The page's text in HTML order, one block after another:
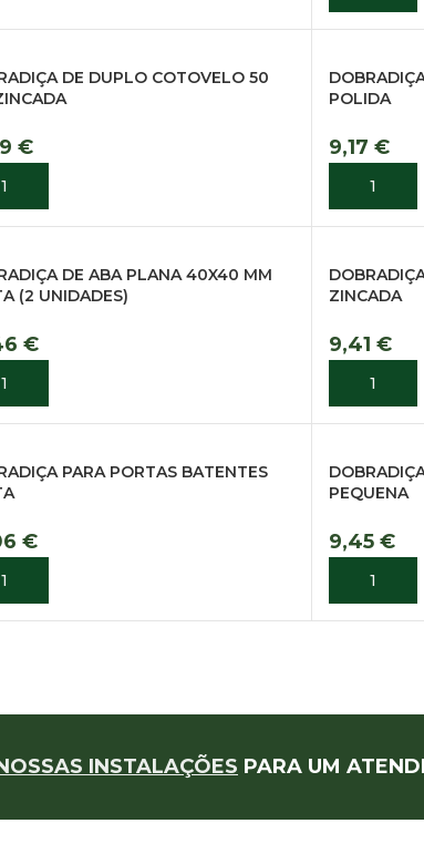
DE DUPLO COTOVELO 50
€
POLIDA
9,17 €
ADICIONAR
DE ABA PLANA 40X40 MM
(2 UNIDADES)
€
ZINCADA
9,41 €
ADICIONAR
PARA PORTAS BATENTES
€
PEQUENA
9,45 €
ADICIONAR
INSTALAÇÕES PARA UM